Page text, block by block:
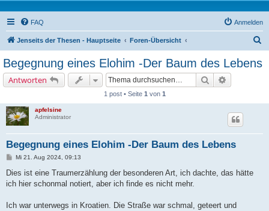
FAQ Anmelden
Jenseits der Thesen - Hauptseite Foren-Übersicht
Begegnung eines Elohim -Der Baum des Lebens
Antworten Suche
1 post • Seite 1 von 1
apfelsine
Administrator
Begegnung eines Elohim -Der Baum des Lebens
B
i
r
Mi 21. Aug 2024, 09:13
Dies ist eine Traumerzählung der besonderen Art, ich dachte, das hätte
ich hier schonmal notiert, aber ich finde es nicht mehr.
Ich war unterwegs in Kroatien. Die Straße war schmal, geteert und